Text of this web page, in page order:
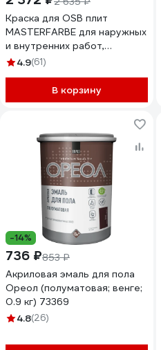
Краска для OSB плит
MASTERFARBE для наружных
и внутренних работ,
супербелая, акриловая, 14 кг
4.9(61)
В корзину
-14%
736 ₽853 ₽
Акриловая эмаль для пола
Ореол (полуматовая; венге;
0.9 кг) 73369
4.8(26)